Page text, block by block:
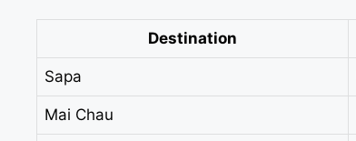
Destination
Sapa
Mai Chau